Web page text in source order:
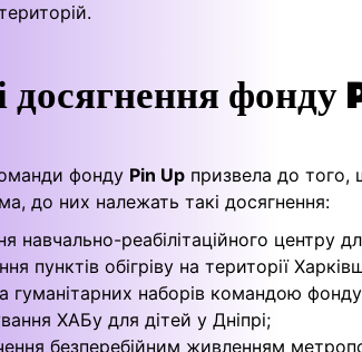
досягнення
фонду Pin Up призвела до того,
до них належать такі досягнення:
навчально-реабілітаційного центру
пунктів обігріву на території
гуманітарних наборів командою фонду
ХАБу для дітей у Дніпрі;
безперебійним живленням